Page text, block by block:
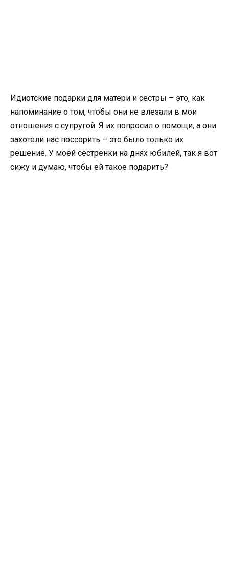
Идиотские подарки для матери и сестры – это, как
напоминание о том, чтобы они не влезали в мои
отношения с супругой. Я их попросил о помощи, а они
захотели нас поссорить – это было только их
решение. У моей сестренки на днях юбилей, так я вот
сижу и думаю, чтобы ей такое подарить?